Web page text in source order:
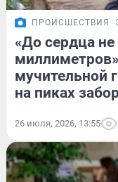
ПРОИСШЕСТВИЯ
«До сердца
мучительной
на пиках
26 июля, 2026, 13:55